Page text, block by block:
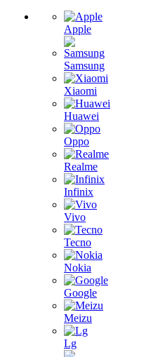
Apple
Samsung
Xiaomi
Huawei
Oppo
Realme
Infinix
Vivo
Tecno
Nokia
Google
Meizu
Lg